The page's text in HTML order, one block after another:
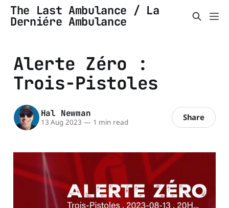
The Last Ambulance / La
Derniére Ambulance
Alerte Zéro :
Trois-Pistoles
Hal Newman
13 Aug 2023 — 1 min read Share